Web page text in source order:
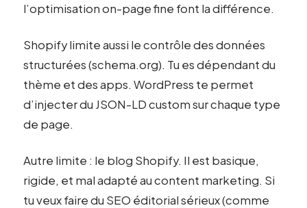
l’optimisation on-page fine font la différence.
Shopify limite aussi le contrôle des données
structurées (schema.org). Tu es dépendant du
thème et des apps. WordPress te permet
d’injecter du JSON-LD custom sur chaque type
de page.
Autre limite : le blog Shopify. Il est basique,
rigide, et mal adapté au content marketing. Si
tu veux faire du SEO éditorial sérieux (comme